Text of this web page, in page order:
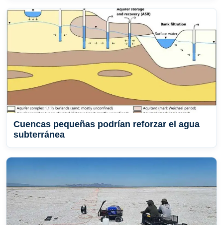
Cuencas pequeñas podrían reforzar el agua
subterránea